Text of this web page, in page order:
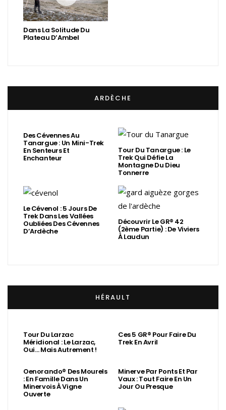
Dans La Solitude Du
Plateau D’Ambel
ARDÈCHE
Des Cévennes Au
Tanargue : Un Mini-Trek
En Senteurs Et
Enchanteur
Tour Du Tanargue : Le
Trek Qui Défie La
Montagne Du Dieu
Tonnerre
Le Cévenol : 5 Jours De
Trek Dans Les Vallées
Oubliées Des Cévennes
D’Ardèche
Découvrir Le GR® 42
(2ème Partie) : De Viviers
À Laudun
HÉRAULT
Tour Du Larzac
Méridional : Le Larzac,
Oui… Mais Autrement !
Ces 5 GR® Pour Faire Du
Trek En Avril
Oenorando® Des Mourels
: En Famille Dans Un
Minervois À Vigne
Ouverte
Minerve Par Ponts Et Par
Vaux : Tout Faire En Un
Jour Ou Presque